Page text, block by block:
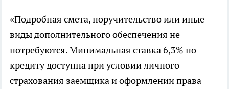
«Подробная смета, поручительство или иные
виды дополнительного обеспечения не
потребуются. Минимальная ставка 6,3% по
кредиту доступна при условии личного
страхования заемщика и оформлении права